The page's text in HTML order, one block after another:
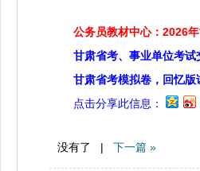
公务员教材中心：2026
甘肃省考、事业单位考
甘肃省考模拟卷，回忆
点击分享此信息：
没有了 | 下一篇 »